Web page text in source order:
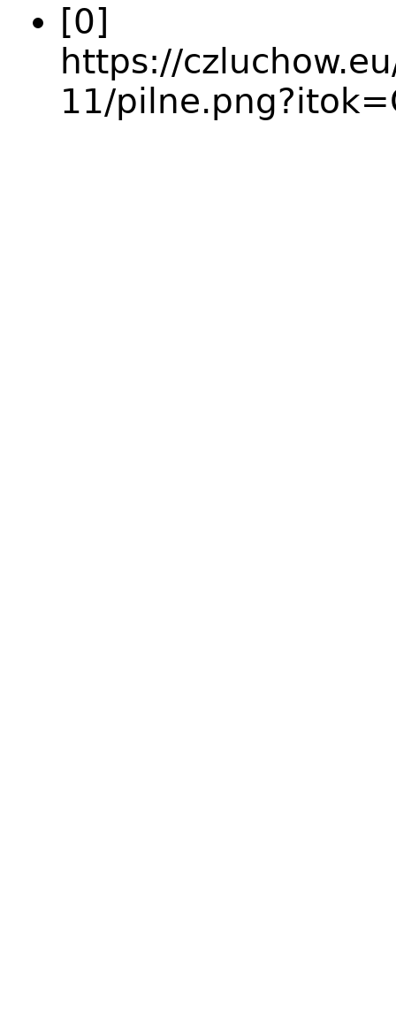
[0]
https://
11/